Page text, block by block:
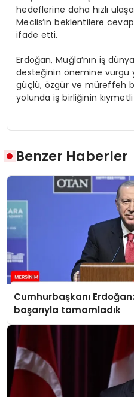
hedeflerine daha hızlı
Meclis’in beklentilere
ifade etti.
Erdoğan, Muğla’nın iş
desteğinin önemine vurgu
güçlü, özgür ve müreffeh
yolunda iş birliğinin
Benzer Haberler
Cumhurbaşkanı Erdoğan:
başarıyla tamamladık